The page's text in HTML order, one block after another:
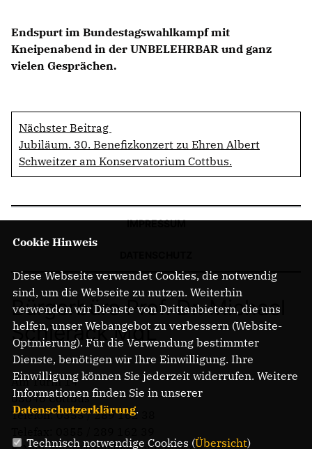
Endspurt im Bundestagswahlkampf mit
Kneipenabend in der UNBELEHRBAR und ganz
vielen Gesprächen.
Nächster Beitrag
Jubiläum. 30. Benefizkonzert zu Ehren Albert
Schweitzer am Konservatorium Cottbus.
IMPRESSUM
Bürgerbüro Prof. Dr. Michael
Schierack MdL
Am Turm 14
03046 Cottbus
Telefon: 0355 / 289 162 38
Cookie Hinweis
Diese Webseite verwendet Cookies, die notwendig
sind, um die Webseite zu nutzen. Weiterhin
verwenden wir Dienste von Drittanbietern, die uns
helfen, unser Webangebot zu verbessern (Website-
Optmierung). Für die Verwendung bestimmter
Dienste, benötigen wir Ihre Einwilligung. Ihre
Einwilligung können Sie jederzeit widerrufen. Weitere
Informationen finden Sie in unserer
Datenschutzerklärung.
Technisch notwendige Cookies (Übersicht)